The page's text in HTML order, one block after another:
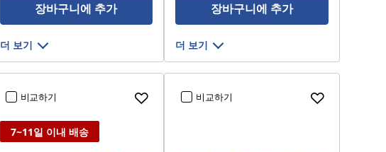
장바구니에 추가
더 보기
장바구니에 추가
더 보기
비교하기
7~11일 이내 배송
비교하기